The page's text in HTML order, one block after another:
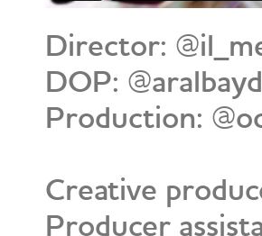
Director:
DOP:
Production:
Creative
Producer